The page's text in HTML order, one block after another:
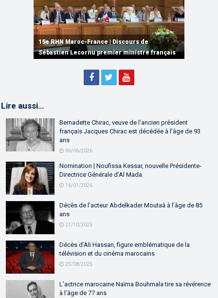
15e RHN Maroc-France | Signature de
plusieurs accords de coopération et de
partenariat
15e RHN Maroc-France | Discours de
Sébastien Lecornu premier ministre français
15e Réunion de Haut Niveau Maroc-France |
Discours de M. Aziz Akhannouch
Lire aussi…
Bernadette Chirac, veuve de l’ancien président
français Jacques Chirac est décédée à l’âge de 93
ans
06/06/2026
Nomination | Noufissa Kessar, nouvelle Présidente-
Directrice Générale d’Al Mada
16/01/2026
Décès de l’acteur Abdelkader Moutaâ à l’âge de 85
ans
21/10/2025
Décès d’Ali Hassan, figure emblématique de la
télévision et du cinéma marocains
25/08/2025
L’actrice marocaine Naïma Bouhmala tire sa révérence
à l’âge de 77 ans